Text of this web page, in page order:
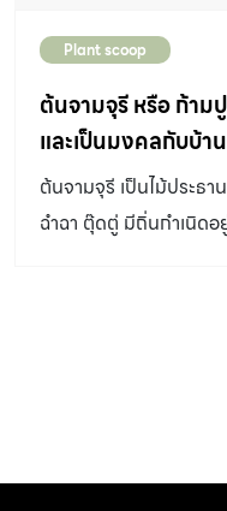
Plant scoop
ต้นจามจุรี หรือ ก้าม
และเป็นมงคลกับบ้าน
ต้นจามจุรี เป็นไม้ประธ
ฉำฉา ตุ๊ดตู่ มีถิ่นกำเนิด